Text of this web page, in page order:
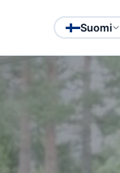
Suomi